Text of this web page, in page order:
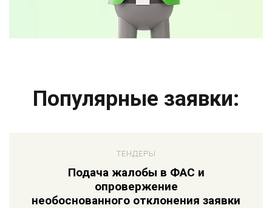
Популярные заявки:
ТЕНДЕРЫ
Подача жалобы в ФАС и
опровержение
необоснованного отклонения заявки